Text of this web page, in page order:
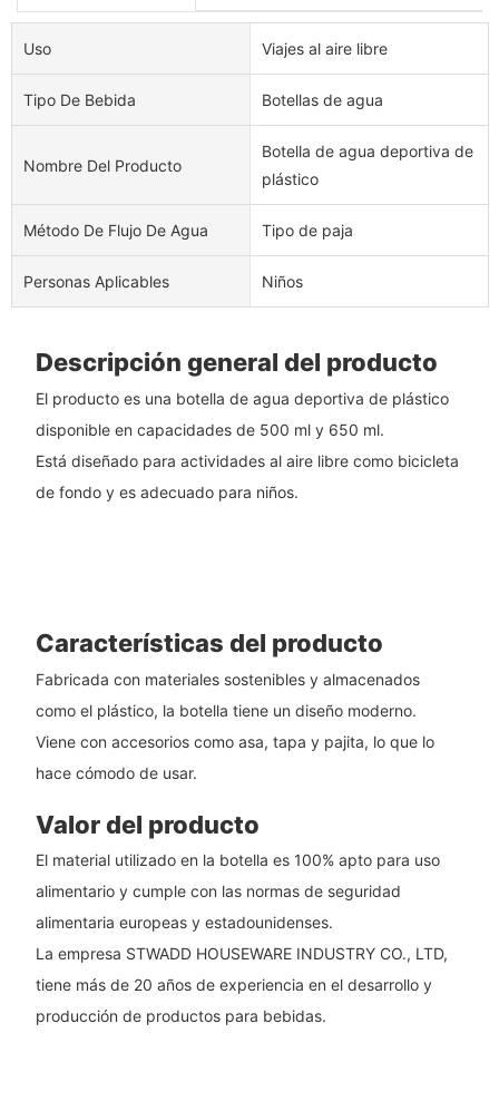
Uso Viajes al aire libre
Tipo De Bebida Botellas de agua
Nombre Del Producto
Botella de agua deportiva de
plástico
Método De Flujo De Agua Tipo de paja
Personas Aplicables Niños
Descripción general del producto
El producto es una botella de agua deportiva de plástico
disponible en capacidades de 500 ml y 650 ml.
Está diseñado para actividades al aire libre como bicicleta
de fondo y es adecuado para niños.
Características del producto
Fabricada con materiales sostenibles y almacenados
como el plástico, la botella tiene un diseño moderno.
Viene con accesorios como asa, tapa y pajita, lo que lo
hace cómodo de usar.
Valor del producto
El material utilizado en la botella es 100% apto para uso
alimentario y cumple con las normas de seguridad
alimentaria europeas y estadounidenses.
La empresa STWADD HOUSEWARE INDUSTRY CO., LTD,
tiene más de 20 años de experiencia en el desarrollo y
producción de productos para bebidas.